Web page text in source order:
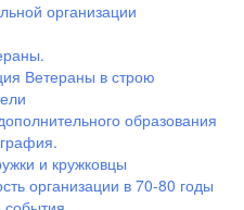
организации
Ветераны в строю
образования
и кружковцы
организации в 70-80 годы